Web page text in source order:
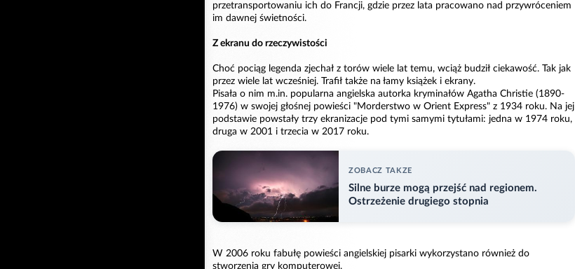
przetransportowaniu ich do Francji, gdzie przez lata pracowano nad przywróceniem
im dawnej świetności.
Z ekranu do rzeczywistości
Choć pociąg legenda zjechał z torów wiele lat temu, wciąż budził ciekawość. Tak jak
przez wiele lat wcześniej. Trafił także na łamy książek i ekrany.
Pisała o nim m.in. popularna angielska autorka kryminałów Agatha Christie (1890-
1976) w swojej głośnej powieści "Morderstwo w Orient Express" z 1934 roku. Na jej
podstawie powstały trzy ekranizacje pod tymi samymi tytułami: jedna w 1974 roku,
druga w 2001 i trzecia w 2017 roku.
ZOBACZ TAKZE
Silne burze mogą przejść nad regionem.
Ostrzeżenie drugiego stopnia
W 2006 roku fabułę powieści angielskiej pisarki wykorzystano również do
stworzenia gry komputerowej.